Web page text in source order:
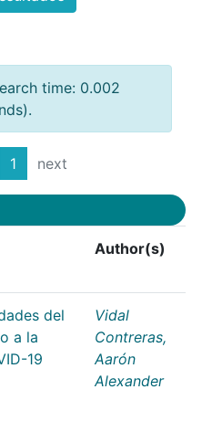
time: 0.002
1 next
Author(s)
del
a la
19
Vidal
Contreras,
Aarón
Alexander